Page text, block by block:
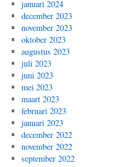
januari 2024
december 2023
november 2023
oktober 2023
augustus 2023
juli 2023
juni 2023
mei 2023
maart 2023
februari 2023
januari 2023
december 2022
november 2022
september 2022